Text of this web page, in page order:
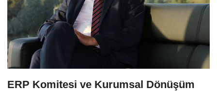
ERP Komitesi ve Kurumsal Dönüşüm